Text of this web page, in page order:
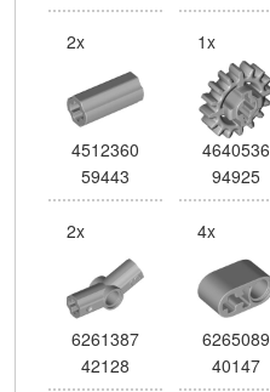
2x
4512360
59443
1x
4640536
94925
2x
6261387
42128
4x
6265089
40147